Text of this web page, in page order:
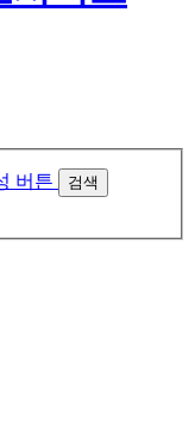
검색